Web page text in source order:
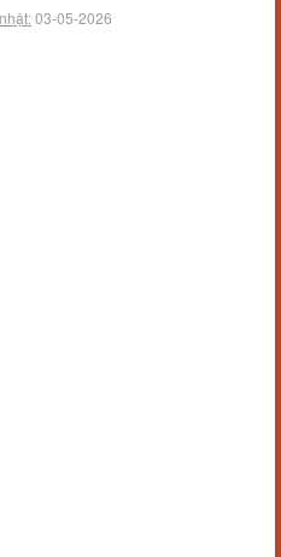
03-05-2026